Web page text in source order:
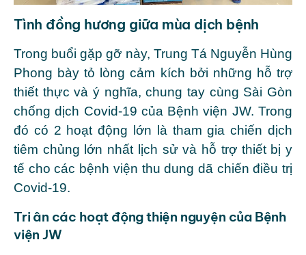
Tình đồng hương giữa mùa dịch bệnh
Trong buổi gặp gỡ này, Trung Tá Nguyễn Hùng
Phong bày tỏ lòng cảm kích bởi những hỗ trợ
thiết thực và ý nghĩa, chung tay cùng Sài Gòn
chống dịch Covid-19 của Bệnh viện JW. Trong
đó có 2 hoạt động lớn là tham gia chiến dịch
tiêm chủng lớn nhất lịch sử và hỗ trợ thiết bị y
tế cho các bệnh viện thu dung dã chiến điều trị
Covid-19.
Tri ân các hoạt động thiện nguyện của Bệnh
viện JW